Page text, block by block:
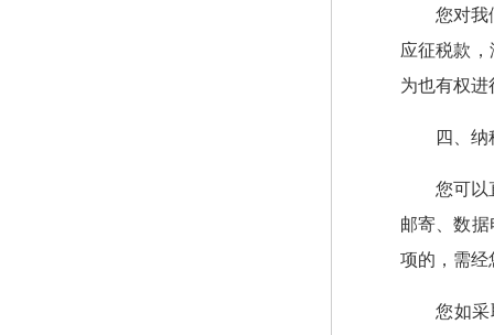
您对我
应征税款
为也有权进
四、
您可以
邮寄、数
项的，需经
您如